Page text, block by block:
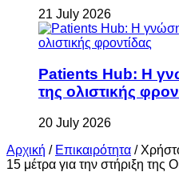
21 July 2026
Patients Hub: Η
της ολιστικής
20 July 2026
Αρχική / Επικαιρότητα /
15 μέτρα για την στήριξη της